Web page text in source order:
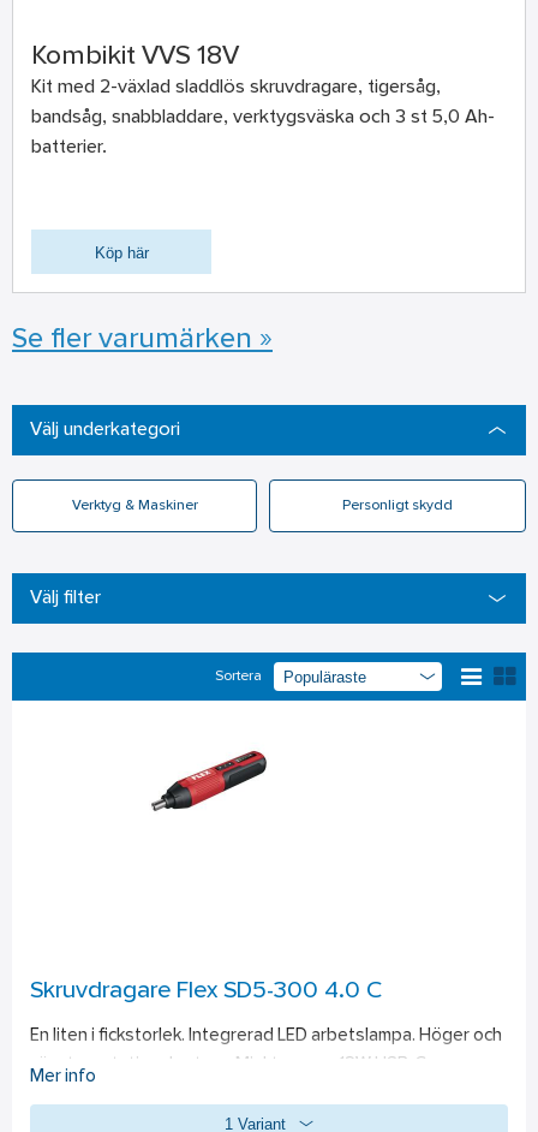
Kombikit VVS 18V
Kit med 2-växlad sladdlös skruvdragare, tigersåg,
bandsåg, snabbladdare, verktygsväska och 3 st 5,0 Ah-
batterier.
Köp här
Se fler varumärken »
Välj underkategori
Verktyg & Maskiner Personligt skydd
Välj filter
Sortera
Skruvdragare Flex SD5-300 4.0 C
En liten i fickstorlek. Integrerad LED arbetslampa. Höger och
vänster rotationsbrytare. Mjukt grepp. 12W USB-C
vridmomentnivåer ger flexibilitet vid användning. 300v/min är
Mer info
1 Variant